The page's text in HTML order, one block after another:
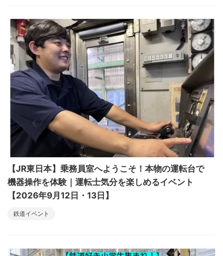
【JR東日本】乗務員室へようこそ！本物の運転台で
機器操作を体験｜運転士気分を楽しめるイベント
【2026年9月12日・13日】
鉄道イベント